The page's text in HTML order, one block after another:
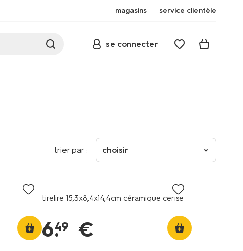
magasins service clientèle
se connecter
trier par : choisir
tirelire 15,3x8,4x14,4cm céramique cerise
6.
49 €